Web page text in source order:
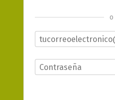
o